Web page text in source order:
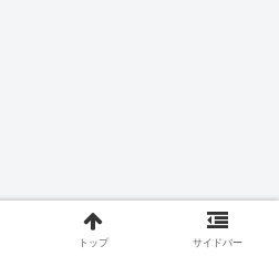
トップ サイドバー